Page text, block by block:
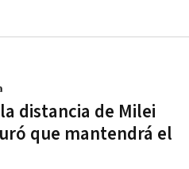
distancia de Milei
que mantendrá el